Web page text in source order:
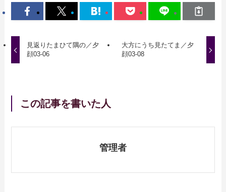
見返りたまひて隅の／夕
顔03-06
大方にうち見たてま／夕
顔03-08
この記事を書いた人
管理者